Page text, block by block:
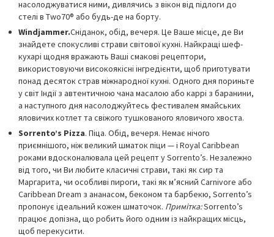
насолоджуватися ними, дивлячись з вікон від підлоги до
стелі в Two70® або будь-де на борту.
Windjammer.Сніданок, обід, вечеря. Це Ваше місце, де Ви
знайдете спокусливі страви світової кухні. Найкращі шеф-
кухарі щодня вражають Ваші смакові рецептори,
використовуючи високоякісні інгредієнти, щоб приготувати
понад десяток страв міжнародної кухні. Одного дня пориньте
у світ Індії з автентичною чана масалою або каррі з баранини,
а наступного дня насолоджуйтесь фестивалем ямайських
яловичих котлет та свіжого тушкованого яловичого хвоста.
Sorrento’s Pizza. Піца. Обід, вечеря. Немає нічого
приємнішого, ніж великий шматок піци — і Royal Caribbean
роками вдосконалювала цей рецепт у Sorrento’s. Незалежно
від того, чи Ви любите класичні страви, такі як сир та
Маргарита, чи особливі пироги, такі як м’ясний Carnivore або
Caribbean Dream з ананасом, беконом та барбекю, Sorrento’s
пропонує ідеальний кожен шматочок. Примітка:Sorrento’s
працює допізна, що робить його одним із найкращих місць,
щоб перекусити.